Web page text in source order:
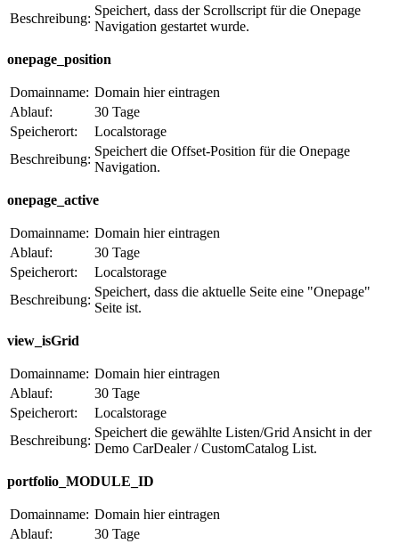
Beschreibung:
Speichert, dass der Scrollscript für die Onepage
Navigation gestartet wurde.
onepage_position
Domainname: Domain hier eintragen
Ablauf:
30 Tage
Speicherort:
Localstorage
Beschreibung:
Speichert die Offset-Position für die Onepage
Navigation.
onepage_active
Domainname: Domain hier eintragen
Ablauf:
30 Tage
Speicherort:
Localstorage
Beschreibung:
Speichert, dass die aktuelle Seite eine "Onepage"
Seite ist.
view_isGrid
Domainname: Domain hier eintragen
Ablauf:
30 Tage
Speicherort:
Localstorage
Beschreibung:
Speichert die gewählte Listen/Grid Ansicht in der
Demo CarDealer / CustomCatalog List.
portfolio_MODULE_ID
Domainname: Domain hier eintragen
Ablauf:
30 Tage